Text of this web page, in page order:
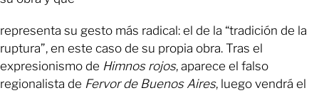
representa su gesto más radical: el de la “tradición de la
ruptura”, en este caso de su propia obra. Tras el
expresionismo de Himnos rojos, aparece el falso
regionalista de Fervor de Buenos Aires, luego vendrá el